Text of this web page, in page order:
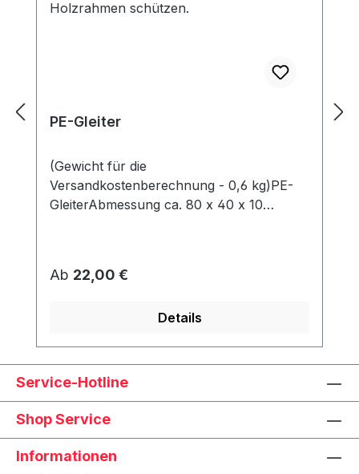
PE-Gleiter
(Gewicht für die
Versandkostenberechnung - 0,6 kg)PE-
GleiterAbmessung ca. 80 x 40 x 10
Regulärer Preis:
Ab 22,00 €
Details
Service-Hotline
Shop Service
Informationen